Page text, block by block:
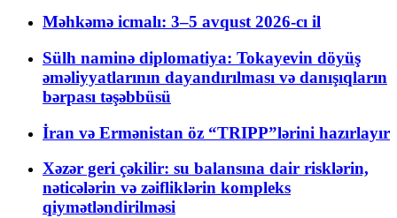
Məhkəmə icmalı: 3–5 avqust 2026-cı il
Sülh naminə diplomatiya: Tokayevin döyüş
əməliyyatlarının dayandırılması və danışıqların
bərpası təşəbbüsü
İran və Ermənistan öz “TRIPP”lərini hazırlayır
Xəzər geri çəkilir: su balansına dair risklərin,
nəticələrin və zəifliklərin kompleks
qiymətləndirilməsi